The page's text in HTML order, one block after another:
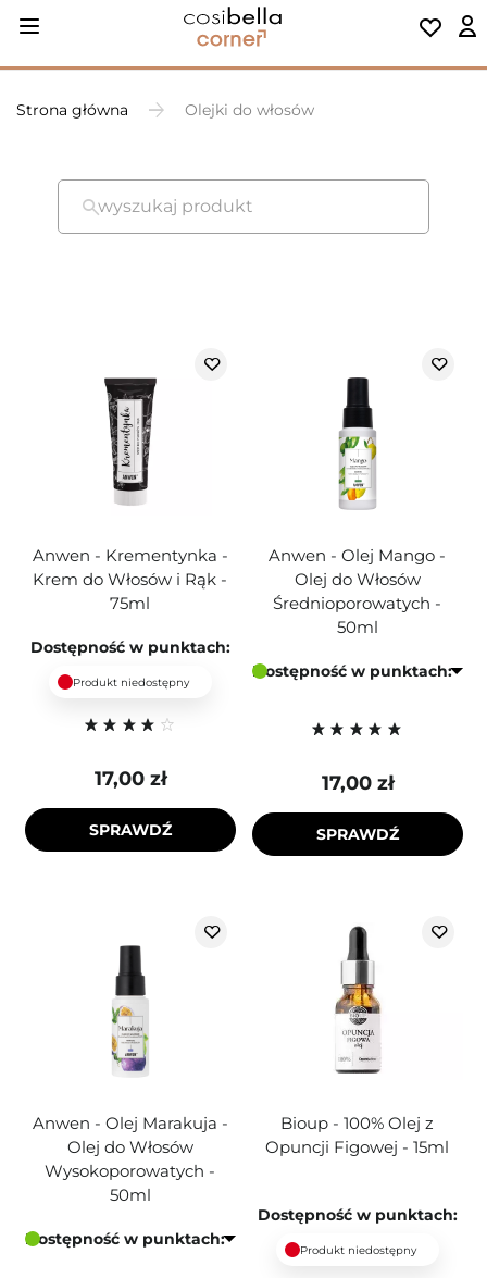
Strona główna Olejki do włosów
wyszukaj produkt
Anwen - Krementynka -
Krem do Włosów i Rąk -
75ml
Dostępność w punktach:
Produkt niedostępny
17,00 zł
SPRAWDŹ
Anwen - Olej Mango -
Olej do Włosów
Średnioporowatych -
50ml
Dostępność w punktach:
17,00 zł
SPRAWDŹ
Anwen - Olej Marakuja -
Olej do Włosów
Wysokoporowatych -
50ml
Dostępność w punktach:
Bioup - 100% Olej z
Opuncji Figowej - 15ml
Dostępność w punktach:
Produkt niedostępny